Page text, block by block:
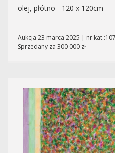
olej, płótno - 120 x 120cm
Aukcja 23 marca 2025 | nr kat.:107
Sprzedany za 300 000 zł